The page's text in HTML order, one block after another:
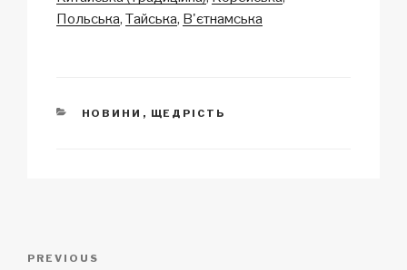
k
Польська Тайська В'єтнамська
CATEGORIES
НОВИНИ , ЩЕДРІСТЬ
Previous
PREVIOUS